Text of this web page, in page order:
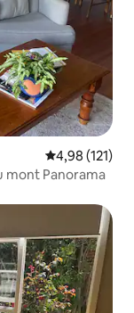
Évaluation
4,98 (121)
mont Panorama